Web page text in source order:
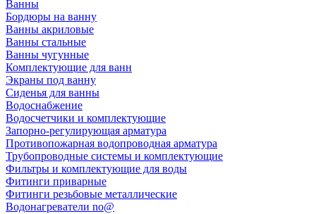
Ванны
Бордюры на ванну
Ванны акриловые
Ванны стальные
Ванны чугунные
Комплектующие для ванн
Экраны под ванну
Сиденья для ванны
Водоснабжение
Водосчетчики и комплектующие
Запорно-регулирующая арматура
Противопожарная водопроводная арматура
Трубопроводные системы и комплектующие
Фильтры и комплектующие для воды
Фитинги приварные
Фитинги резьбовые металлические
Водонагреватели no@